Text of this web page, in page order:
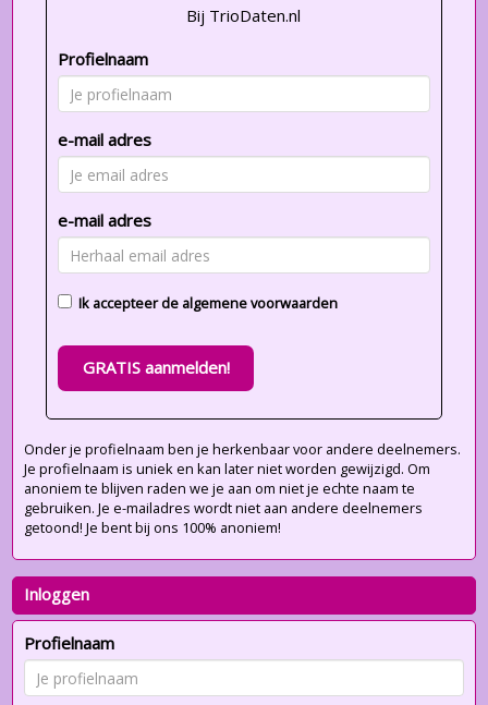
Bij TrioDaten.nl
Profielnaam
e-mail adres
e-mail adres
Ik accepteer de algemene voorwaarden
GRATIS aanmelden!
Onder je profielnaam ben je herkenbaar voor andere deelnemers.
Je profielnaam is uniek en kan later niet worden gewijzigd. Om
anoniem te blijven raden we je aan om niet je echte naam te
gebruiken. Je e-mailadres wordt niet aan andere deelnemers
getoond! Je bent bij ons 100% anoniem!
Inloggen
Profielnaam